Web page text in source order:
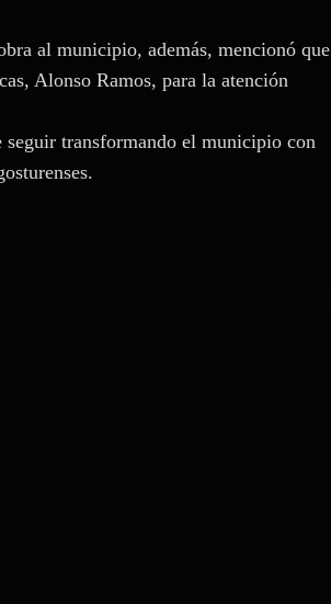
al municipio, además, mencionó que
Alonso Ramos, para la atención
transformando el municipio con